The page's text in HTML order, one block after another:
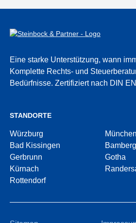
Eine starke Unterstützung, wann
Komplette Rechts- und
Bedürfnisse. Zertifiziert nach DIN
STANDORTE
Würzburg
München
Bad Kissingen
Bamberg
Gerbrunn
Gotha
Kürnach
Rottendorf